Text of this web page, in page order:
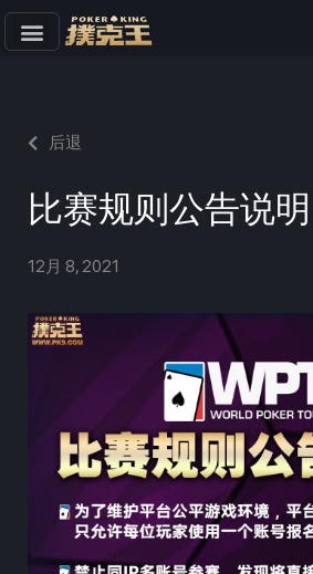
文
后退
比赛规则公告说明
12月 8, 2021